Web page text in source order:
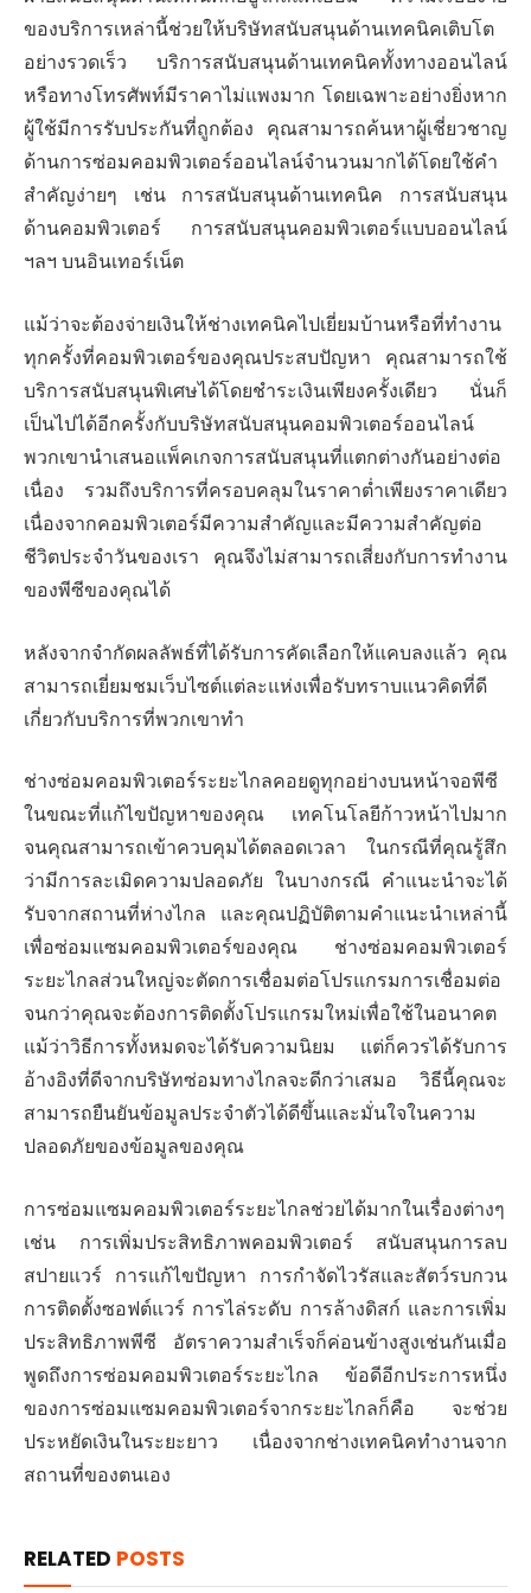
ของบริการเหล่านี้ช่วยให้บริษัทสนับสนุนด้านเทคนิคเติบโต
อย่างรวดเร็ว บริการสนับสนุนด้านเทคนิคทั้งทางออนไลน์
หรือทางโทรศัพท์มีราคาไม่แพงมาก โดยเฉพาะอย่างยิ่งหาก
ผู้ใช้มีการรับประกันที่ถูกต้อง คุณสามารถค้นหาผู้เชี่ยวชาญ
ด้านการซ่อมคอมพิวเตอร์ออนไลน์จำนวนมากได้โดยใช้คำ
สำคัญง่ายๆ เช่น การสนับสนุนด้านเทคนิค การสนับสนุน
ด้านคอมพิวเตอร์ การสนับสนุนคอมพิวเตอร์แบบออนไลน์
ฯลฯ บนอินเทอร์เน็ต
แม้ว่าจะต้องจ่ายเงินให้ช่างเทคนิคไปเยี่ยมบ้านหรือที่ทำงาน
ทุกครั้งที่คอมพิวเตอร์ของคุณประสบปัญหา คุณสามารถใช้
บริการสนับสนุนพิเศษได้โดยชำระเงินเพียงครั้งเดียว นั่นก็
เป็นไปได้อีกครั้งกับบริษัทสนับสนุนคอมพิวเตอร์ออนไลน์
พวกเขานำเสนอแพ็คเกจการสนับสนุนที่แตกต่างกันอย่างต่อ
เนื่อง รวมถึงบริการที่ครอบคลุมในราคาต่ำเพียงราคาเดียว
เนื่องจากคอมพิวเตอร์มีความสำคัญและมีความสำคัญต่อ
ชีวิตประจำวันของเรา คุณจึงไม่สามารถเสี่ยงกับการทำงาน
ของพีซีของคุณได้
หลังจากจำกัดผลลัพธ์ที่ได้รับการคัดเลือกให้แคบลงแล้ว คุณ
สามารถเยี่ยมชมเว็บไซต์แต่ละแห่งเพื่อรับทราบแนวคิดที่ดี
เกี่ยวกับบริการที่พวกเขาทำ
ช่างซ่อมคอมพิวเตอร์ระยะไกลคอยดูทุกอย่างบนหน้าจอพีซี
ในขณะที่แก้ไขปัญหาของคุณ เทคโนโลยีก้าวหน้าไปมาก
จนคุณสามารถเข้าควบคุมได้ตลอดเวลา ในกรณีที่คุณรู้สึก
ว่ามีการละเมิดความปลอดภัย ในบางกรณี คำแนะนำจะได้
รับจากสถานที่ห่างไกล และคุณปฏิบัติตามคำแนะนำเหล่านี้
เพื่อซ่อมแซมคอมพิวเตอร์ของคุณ ช่างซ่อมคอมพิวเตอร์
ระยะไกลส่วนใหญ่จะตัดการเชื่อมต่อโปรแกรมการเชื่อมต่อ
จนกว่าคุณจะต้องการติดตั้งโปรแกรมใหม่เพื่อใช้ในอนาคต
แม้ว่าวิธีการทั้งหมดจะได้รับความนิยม แต่ก็ควรได้รับการ
อ้างอิงที่ดีจากบริษัทซ่อมทางไกลจะดีกว่าเสมอ วิธีนี้คุณจะ
สามารถยืนยันข้อมูลประจำตัวได้ดีขึ้นและมั่นใจในความ
ปลอดภัยของข้อมูลของคุณ
การซ่อมแซมคอมพิวเตอร์ระยะไกลช่วยได้มากในเรื่องต่างๆ
เช่น การเพิ่มประสิทธิภาพคอมพิวเตอร์ สนับสนุนการลบ
สปายแวร์ การแก้ไขปัญหา การกำจัดไวรัสและสัตว์รบกวน
การติดตั้งซอฟต์แวร์ การไล่ระดับ การล้างดิสก์ และการเพิ่ม
ประสิทธิภาพพีซี อัตราความสำเร็จก็ค่อนข้างสูงเช่นกันเมื่อ
พูดถึงการซ่อมคอมพิวเตอร์ระยะไกล ข้อดีอีกประการหนึ่ง
ของการซ่อมแซมคอมพิวเตอร์จากระยะไกลก็คือ จะช่วย
ประหยัดเงินในระยะยาว เนื่องจากช่างเทคนิคทำงานจาก
สถานที่ของตนเอง
RELATED POSTS